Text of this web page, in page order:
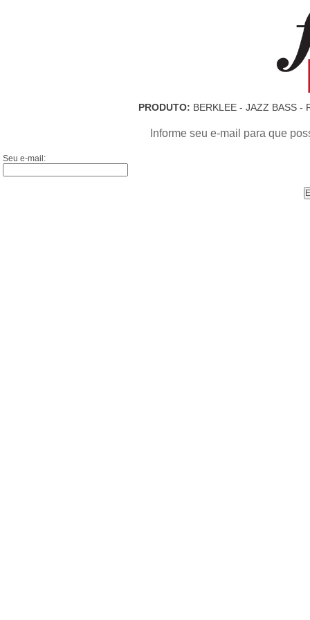
PRODUTO: BERKLEE - JAZZ BASS -
Informe seu e-mail para que
Seu e-mail: